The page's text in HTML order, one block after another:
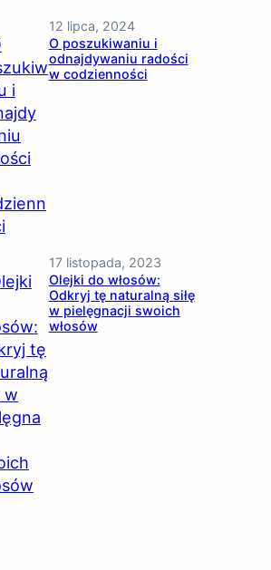
12 lipca, 2024
O poszukiwaniu i
odnajdywaniu radości
w codzienności
17 listopada, 2023
Olejki do włosów:
Odkryj tę naturalną siłę
w pielęgnacji swoich
włosów